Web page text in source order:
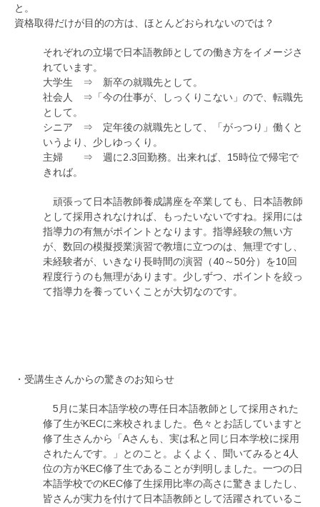
と。
資格取得だけが目的の方は、ほとんどおられないのでは？
それぞれの立場で日本語教師としての働き方をイメージさ
れています。
大学生 ⇒ 新卒の就職先として。
社会人 ⇒「今の仕事が、しっくりこない」ので、転職先
として。
シニア ⇒ 定年後の就職先として、「がっつり」働くと
いうより、少しゆっくり。
主婦 ⇒ 週に2.3回勤務。出来れば、15時位で帰宅で
きれば。
頑張って日本語教師養成講座を卒業しても、日本語教師
として採用されなければ、もったいないですね。採用には
指導力の有無がポイントとなります。指導経験の無い方
が、数回の模擬授業演習で教壇に立つのは、無理ですし、
未経験者が、いきなり長時間の演習（40～50分）を10回
程度行うのも無理があります。少しずつ、ポイントを絞っ
て指導力を養っていくことが大切なのです。
・受講生さんからの驚きのお知らせ
5月に某日本語学校の専任日本語教師として採用された
修了生がKECに来校されました。色々とお話していますと
修了生さんから「Aさんも、実は私と同じ日本学校に採用
されたんです。」とのこと。よくよく、聞いてみると4人
位の方がKEC修了生であることが判明しました。一つの日
本語学校でのKEC修了生採用比率の高さに驚きましたし、
皆さんが実力を付けて日本語教師として活躍されているこ